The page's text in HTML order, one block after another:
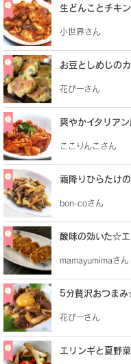
生どんことチキ
小世界さん
お豆としめじの
花ぴーさん
爽やかイタリア
ここりんこさん
霜降りひらたけ
bon-coさん
酸味の効いた☆
mamayumimaさん
5分贅沢おつま
花ぴーさん
エリンギと夏野